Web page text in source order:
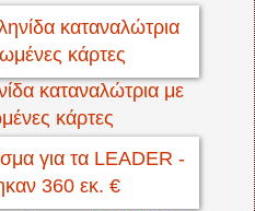
καταναλώτρια με
κάρτες